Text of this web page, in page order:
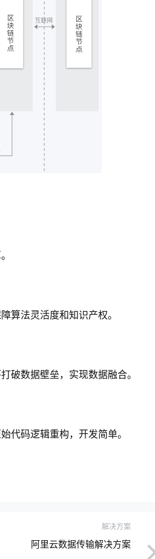
算法灵活度和知识产权。
破数据壁垒，实现数据融合。
代码逻辑重构，开发简单。
解决方案
阿里云数据传输解决方案